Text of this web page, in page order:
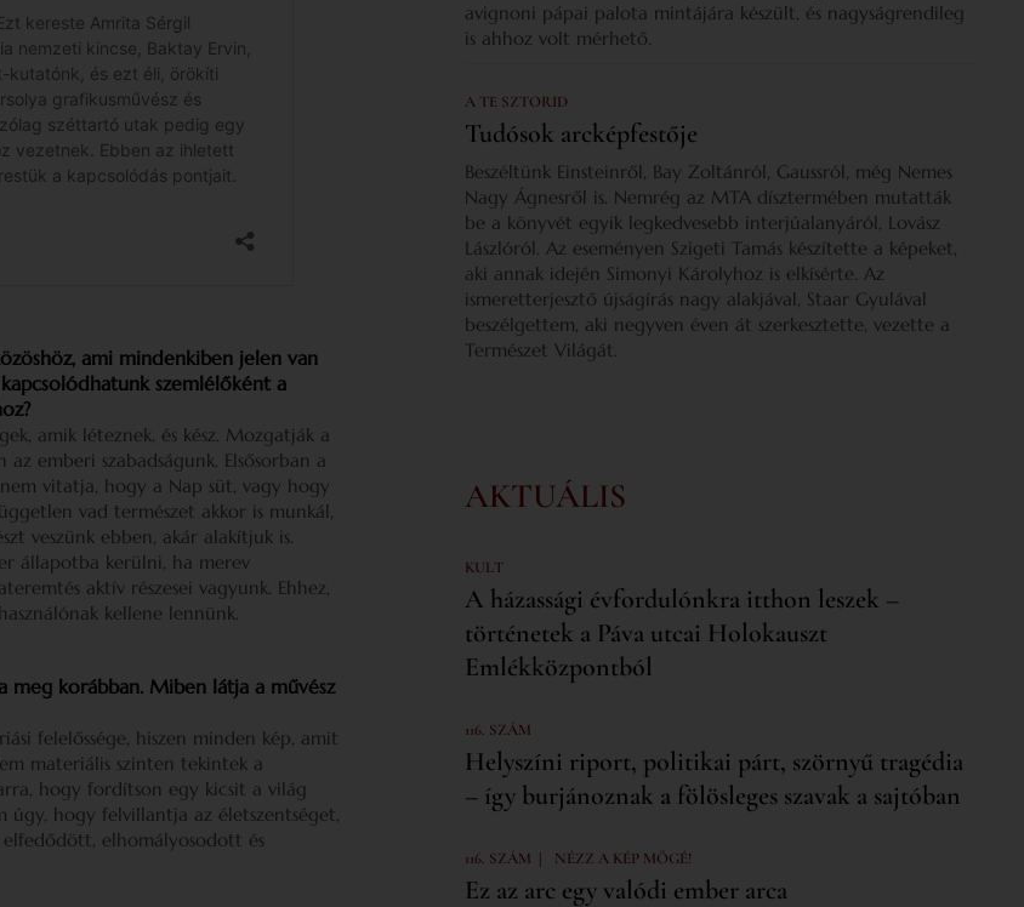
ami mindenkiben jelen van
szemlélőként a
amik léteznek, és kész. Mozgatják a
emberi szabadságunk. Elsősorban a
vitatja, hogy a Nap süt, vagy hogy
vad természet akkor is munkál,
veszünk ebben, akár alakítjuk is.
állapotba kerülni, ha merev
aktív részesei vagyunk. Ehhez,
kellene lennünk.
meg korábban. Miben látja a művész
felelőssége, hiszen minden kép, amit
materiális szinten tekintek a
hogy fordítson egy kicsit a világ
hogy felvillantja az életszentséget,
elfedődött, elhomályosodott és
avignoni pápai palota mintájára készült, és nagyságrendileg
is ahhoz volt mérhető.
A TE SZTORID
Tudósok arcképfestője
Beszéltünk Einsteinről, Bay Zoltánról, Gaussról, még Nemes
Nagy Ágnesről is. Nemrég az MTA dísztermében mutatták
be a könyvét egyik legkedvesebb interjúalanyáról, Lovász
Lászlóról. Az eseményen Szigeti Tamás készítette a képeket,
aki annak idején Simonyi Károlyhoz is elkísérte. Az
ismeretterjesztő újságírás nagy alakjával, Staar Gyulával
beszélgettem, aki negyven éven át szerkesztette, vezette a
Természet Világát.
AKTUÁLIS
KULT
A házassági évfordulónkra itthon leszek –
történetek a Páva utcai Holokauszt
Emlékközpontból
116. SZÁM
Helyszíni riport, politikai párt, szörnyű tragédia
– így burjánoznak a fölösleges szavak a sajtóban
116. SZÁM | NÉZZ A KÉP MÖGÉ!
Ez az arc egy valódi ember arca